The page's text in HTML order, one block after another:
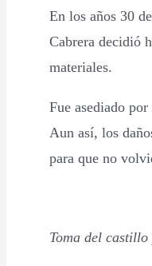
En los años 30
Cabrera decidió
materiales.
Fue asediado
Aun así, los
para que no
Toma del